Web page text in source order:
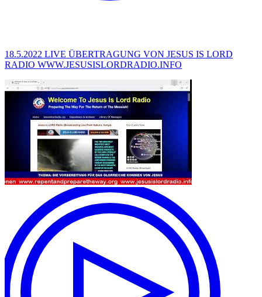
18.5.2022 LIVE ÜBERTRAGUNG VON JESUS IS LORD
RADIO WWW.JESUSISLORDRADIO.INFO